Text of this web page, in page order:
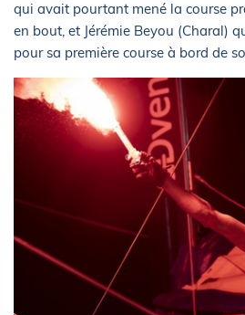
qui avait pourtant mené la course
en bout, et Jérémie Beyou (Charal)
pour sa première course à bord de